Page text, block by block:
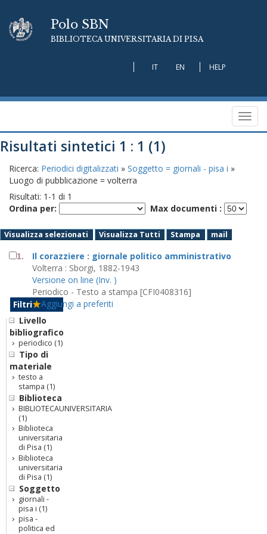
Polo SBN
BIBLIOTECA UNIVERSITARIA DI PISA
IT EN HELP
Risultati sintetici 1 : 1 (1)
Ricerca: Periodici digitalizzati » Soggetto = giornali - pisa i »
Luogo di pubblicazione = volterra
Risultati: 1 -1 di 1
Ordina per:
Max documenti :
Visualizza selezionati Visualizza Tutti Stampa mail
1.
Il corazziere : giornale politico amministrativo
Volterra : Sborgi, 1882-1943
Versione on line (Inv. )
Periodico - Testo a stampa [CFI0408316]
Aggiungi a preferiti
Filtri
Livello
bibliografico
periodico (1)
Tipo di
materiale
testo a
stampa (1)
Biblioteca
BIBLIOTECAUNIVERSITARIA
(1)
Biblioteca
universitaria
di Pisa (1)
Biblioteca
universitaria
di Pisa (1)
Soggetto
giornali -
pisa i (1)
pisa -
politica ed